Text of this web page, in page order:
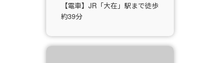
【電車】JR「大在」駅まで徒歩
約39分